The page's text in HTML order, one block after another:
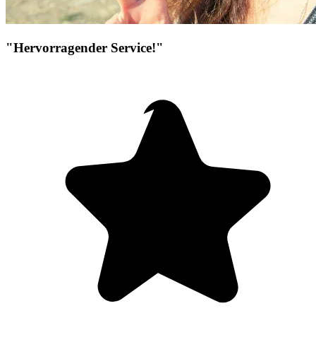
"Hervorragender Service!"